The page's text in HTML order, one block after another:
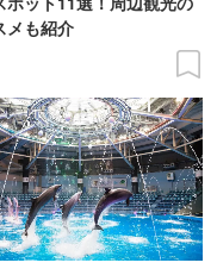
メも紹介